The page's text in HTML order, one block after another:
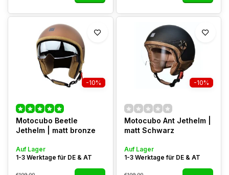
-10%
Motocubo Beetle
Jethelm | matt bronze
Auf Lager
1-3 Werktage für DE & AT
-10%
Motocubo Ant Jethelm |
matt Schwarz
Auf Lager
1-3 Werktage für DE & AT